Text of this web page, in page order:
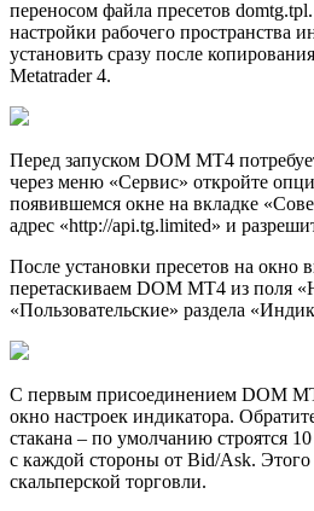
переносом файла пресетов
настройки рабочего пространства
установить сразу после
Metatrader 4.
Перед запуском DOM MT4
через меню «Сервис» откройте
появившемся окне на вкладке
адрес «http://api.tg.limited» и
После установки пресетов на окно
перетаскиваем DOM MT4 из поля
«Пользовательские» раздела
С первым присоединением DOM
окно настроек индикатора.
стакана – по умолчанию строятся
с каждой стороны от Bid/Ask. Этого
скальперской торговли.